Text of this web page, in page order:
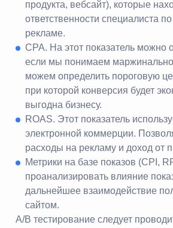
продукта, вебсайт), которые
ответственности специалиста по
рекламе.
CPA. На этот показатель можно
если мы понимаем
можем определить пороговую
при которой конверсия будет
выгодна бизнесу.
ROAS. Этот показатель
электронной коммерции.
расходы на рекламу и доход от
Метрики на базе показов (CPI,
проанализировать влияние
дальнейшее взаимодействие
сайтом.
A/B тестирование следует